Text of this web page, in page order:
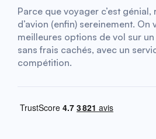
Parce que voyager c’est
d’avion (enfin) sereinement.
meilleures options de vol sur
sans frais cachés, avec un
compétition.